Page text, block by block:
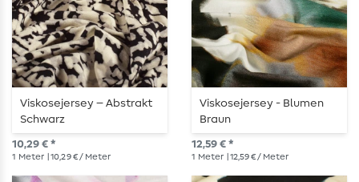
Viskosejersey – Abstrakt
Schwarz
10,29 € *
1 Meter | 10,29 € / Meter
Viskosejersey - Blumen
Braun
12,59 € *
1 Meter | 12,59 € / Meter